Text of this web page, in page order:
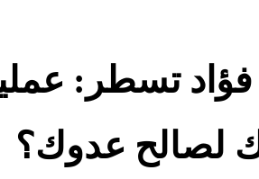
فوق القانون والأزمة أكبر...
فؤاد تسطر:
لصالح عدوك؟